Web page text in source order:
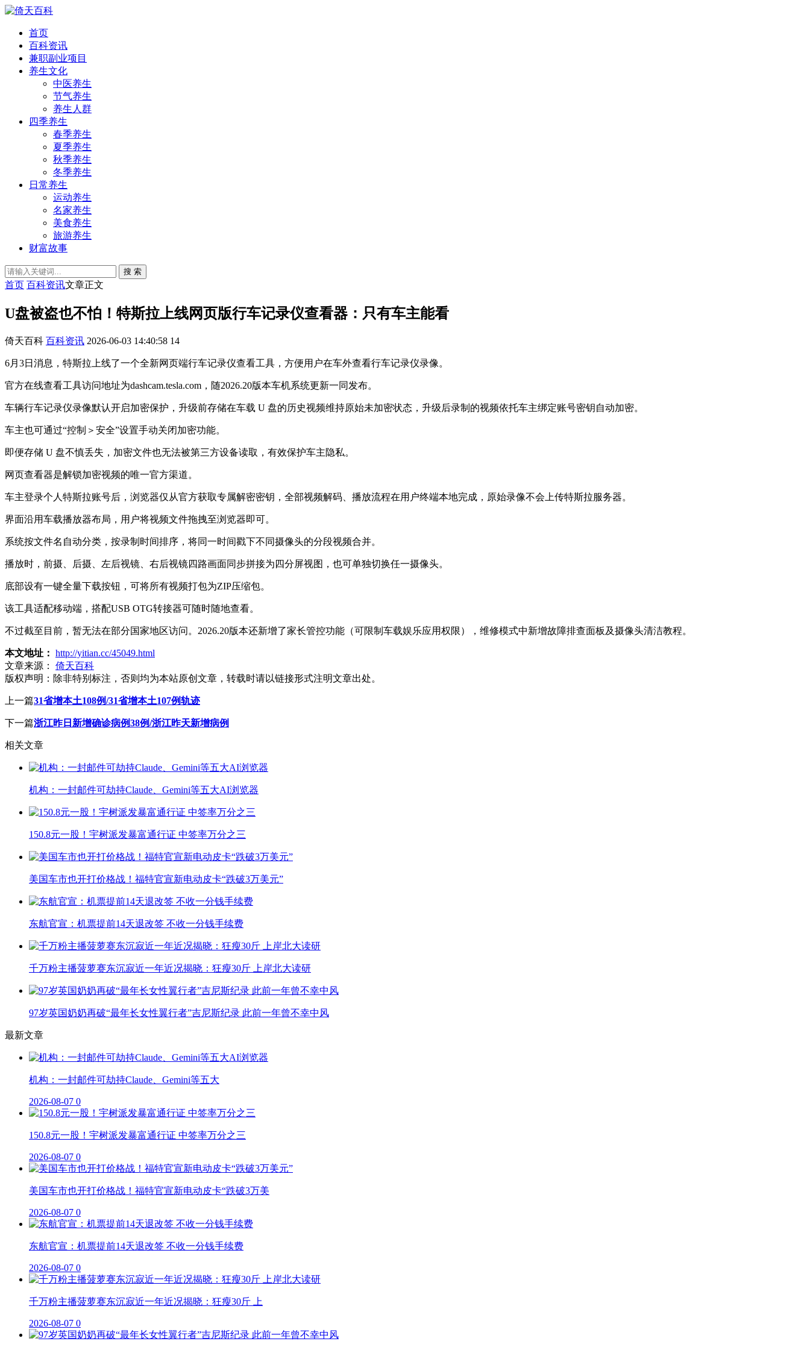
首页
百科资讯
兼职副业项目
养生文化
中医养生
节气养生
养生人群
四季养生
春季养生
夏季养生
秋季养生
冬季养生
日常养生
运动养生
名家养生
美食养生
旅游养生
财富故事
搜 索
首页 百科资讯文章正文
U盘被盗也不怕！特斯拉上线网页版行车记录仪查看器：只有车主能看
倚天百科 百科资讯 2026-06-03 14:40:58 14
6月3日消息，特斯拉上线了一个全新网页端行车记录仪查看工具，方便用户在车外查看行车记录仪录像。
官方在线查看工具访问地址为dashcam.tesla.com，随2026.20版本车机系统更新一同发布。
车辆行车记录仪录像默认开启加密保护，升级前存储在车载 U 盘的历史视频维持原始未加密状态，升级后录制的视频依托车主绑定账号密钥自动加密。
车主也可通过“控制＞安全”设置手动关闭加密功能。
即便存储 U 盘不慎丢失，加密文件也无法被第三方设备读取，有效保护车主隐私。
网页查看器是解锁加密视频的唯一官方渠道。
车主登录个人特斯拉账号后，浏览器仅从官方获取专属解密密钥，全部视频解码、播放流程在用户终端本地完成，原始录像不会上传特斯拉服务器。
界面沿用车载播放器布局，用户将视频文件拖拽至浏览器即可。
系统按文件名自动分类，按录制时间排序，将同一时间戳下不同摄像头的分段视频合并。
播放时，前摄、后摄、左后视镜、右后视镜四路画面同步拼接为四分屏视图，也可单独切换任一摄像头。
底部设有一键全量下载按钮，可将所有视频打包为ZIP压缩包。
该工具适配移动端，搭配USB OTG转接器可随时随地查看。
不过截至目前，暂无法在部分国家地区访问。2026.20版本还新增了家长管控功能（可限制车载娱乐应用权限），维修模式中新增故障排查面板及摄像头清洁教程。
本文地址： http://yitian.cc/45049.html
文章来源：
倚天百科
版权声明： 除非特别标注，否则均为本站原创文章，转载时请以链接形式注明文章出处。
上一篇31省增本土108例/31省增本土107例轨迹
下一篇浙江昨日新增确诊病例38例/浙江昨天新增病例
相关文章
机构：一封邮件可劫持Claude、Gemini等五大AI浏览器
150.8元一股！宇树派发暴富通行证 中签率万分之三
美国车市也开打价格战！福特官宣新电动皮卡“跌破3万美元”
东航官宣：机票提前14天退改签 不收一分钱手续费
千万粉主播菠萝赛东沉寂近一年近况揭晓：狂瘦30斤 上岸北大读研
97岁英国奶奶再破“最年长女性翼行者”吉尼斯纪录 此前一年曾不幸中风
最新文章
机构：一封邮件可劫持Claude、Gemini等五大
2026-08-07 0
150.8元一股！宇树派发暴富通行证 中签率万分之三
2026-08-07 0
美国车市也开打价格战！福特官宣新电动皮卡“跌破3万美
2026-08-07 0
东航官宣：机票提前14天退改签 不收一分钱手续费
2026-08-07 0
千万粉主播菠萝赛东沉寂近一年近况揭晓：狂瘦30斤 上
2026-08-07 0